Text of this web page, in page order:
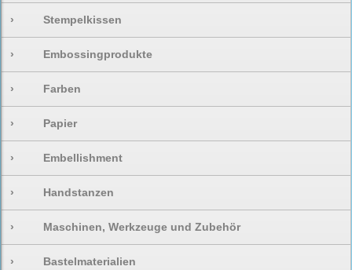
› Stempelkissen
› Embossingprodukte
› Farben
› Papier
› Embellishment
› Handstanzen
› Maschinen, Werkzeuge und Zubehör
› Bastelmaterialien